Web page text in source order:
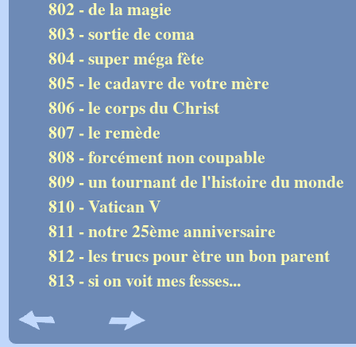
802 - de la magie
803 - sortie de coma
804 - super méga fète
805 - le cadavre de votre mère
806 - le corps du Christ
807 - le remède
808 - forcément non coupable
809 - un tournant de l'histoire du monde
810 - Vatican V
811 - notre 25ème anniversaire
812 - les trucs pour ètre un bon parent
813 - si on voit mes fesses...